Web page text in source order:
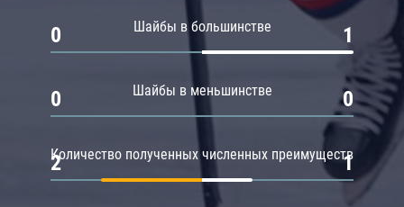
Шайбы в большинстве
0 1
Шайбы в меньшинстве
0 0
Количество полученных численных преимуществ
2 1